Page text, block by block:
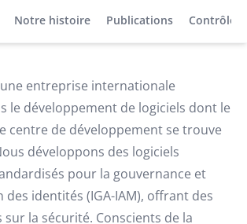
Notre histoire Publications Contrôles
entreprise internationale
le développement de logiciels dont le
centre de développement se trouve
développons des logiciels
pour la gouvernance et
des identités (IGA-IAM), offrant des
sur la sécurité. Conscients de la